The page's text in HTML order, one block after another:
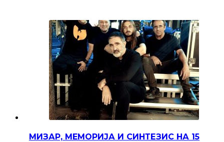
МИЗАР, МЕМОРИЈА И СИНТЕЗИС НА 15